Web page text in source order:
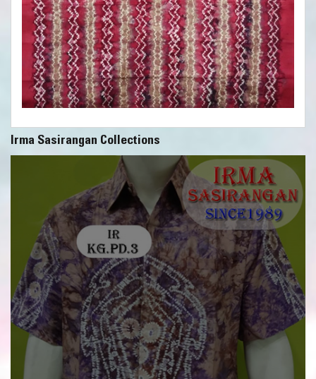
Irma Sasirangan Collections